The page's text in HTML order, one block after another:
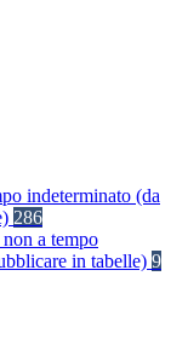
indeterminato (da
286
a tempo
in tabelle) 9